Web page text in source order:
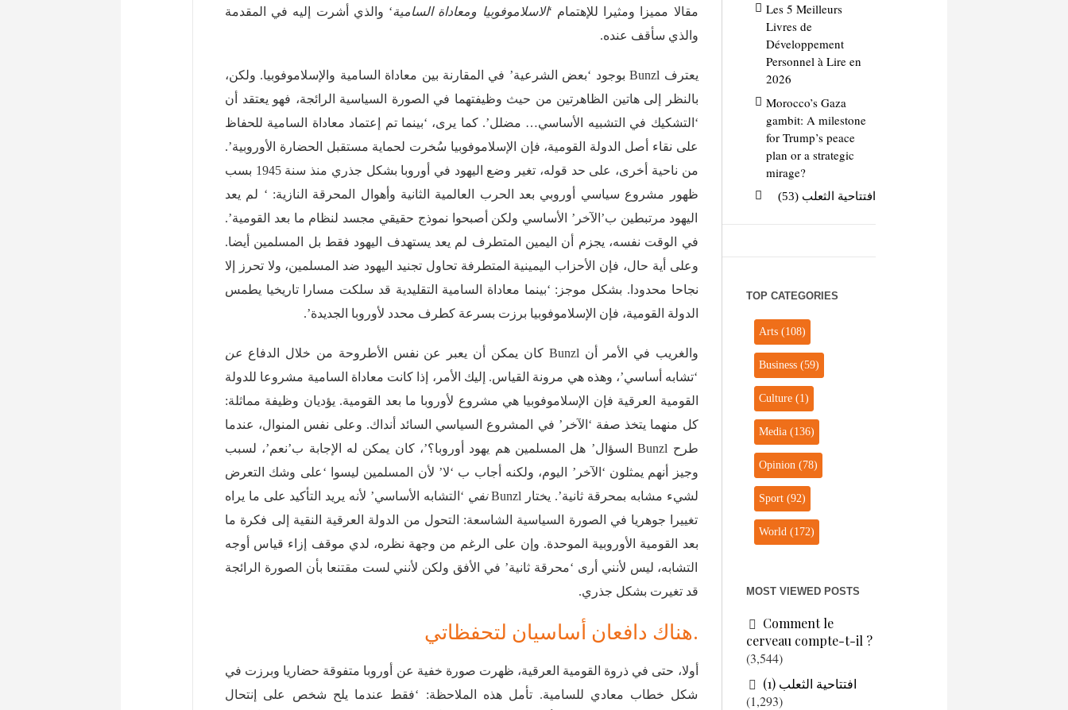
مقالا مميزا ومثيرا للإهتمام ‘الاسلاموفوبيا ومعاداة السامية‘ والذي أشرت إليه في المقدمة
والذي سأقف عنده.
يعترف Bunzl بوجود ‘بعض الشرعية’ في المقارنة بين معاداة السامية والإسلاموفوبيا. ولكن،
بالنظر إلى هاتين الظاهرتين من حيث وظيفتهما في الصورة السياسية الرائجة، فهو يعتقد أن
‘التشكيك في التشبيه الأساسي… مضلل’. كما يرى، ‘بينما تم إعتماد معاداة السامية للحفاظ
على نقاء أصل الدولة القومية، فإن الإسلاموفوبيا سُخرت لحماية مستقبل الحضارة الأوروبية’.
من ناحية أخرى، على حد قوله، تغير وضع اليهود في أوروبا بشكل جذري منذ سنة 1945 بسب
ظهور مشروع سياسي أوروبي بعد الحرب العالمية الثانية وأهوال المحرقة النازية: ‘ لم يعد
اليهود مرتبطين ب’الآخر’ الأساسي ولكن أصبحوا نموذج حقيقي مجسد لنظام ما بعد القومية’.
في الوقت نفسه، يجزم أن اليمين المتطرف لم يعد يستهدف اليهود فقط بل المسلمين أيضا.
وعلى أية حال، فإن الأحزاب اليمينية المتطرفة تحاول تجنيد اليهود ضد المسلمين، ولا تحرز إلا
نجاحا محدودا. بشكل موجز: ‘بينما معاداة السامية التقليدية قد سلكت مسارا تاريخيا يطمس
الدولة القومية، فإن الإسلاموفوبيا برزت بسرعة كطرف محدد لأوروبا الجديدة’.
والغريب في الأمر أن Bunzl كان يمكن أن يعبر عن نفس الأطروحة من خلال الدفاع
عن
‘تشابه أساسي’، وهذه هي مرونة القياس. إليك الأمر، إذا كانت معاداة السامية مشروعا للدولة
القومية العرقية فإن الإسلاموفوبيا هي مشروع لأوروبا ما بعد القومية. يؤديان وظيفة مماثلة:
كل منهما يتخذ صفة ‘الآخر’ في المشروع السياسي السائد أنداك. وعلى نفس المنوال، عندما
طرح Bunzl السؤال’ هل المسلمين هم يهود أوروبا؟’، كان يمكن له الإجابة ب’نعم’، لسبب
وجيز أنهم يمثلون ‘الآخر’ اليوم، ولكنه أجاب ب ‘لا’ لأن المسلمين ليسوا ‘على وشك التعرض
لشيء مشابه بمحرقة ثانية’. يختار Bunzl
نفي ‘التشابه الأساسي’ لأنه يريد التأكيد على ما يراه
تغييرا جوهريا في الصورة السياسية الشاسعة: التحول من الدولة العرقية النقية إلى فكرة ما
بعد القومية الأوروبية الموحدة. وإن على الرغم من وجهة نظره، لدي موقف إزاء قياس أوجه
التشابه، ليس لأنني أرى ‘محرقة ثانية’ في الأفق ولكن لأنني لست مقتنعا بأن الصورة الرائجة
قد تغيرت بشكل جذري.
هناك دافعان أساسيان لتحفظاتي.
أولا، حتى في ذروة القومية العرقية، ظهرت صورة خفية عن أوروبا متفوقة حضاريا وبرزت في
شكل خطاب معادي للسامية. تأمل هذه الملاحظة: ‘فقط عندما يلح شخص على إنتحال
Les 5 Meilleurs
Livres de
Développement
Personnel à Lire en
2026
Morocco’s Gaza
gambit: A milestone
for Trump’s peace
plan or a strategic
mirage?
افتتاحية الثعلب (53)
TOP CATEGORIES
Arts(108)
Business(59)
Culture(1)
Media(136)
Opinion(78)
Sport(92)
World(172)
MOST VIEWED POSTS
Comment le
cerveau compte-t-il ?
(3,544)
افتتاحية الثعلب (1)
(1,293)